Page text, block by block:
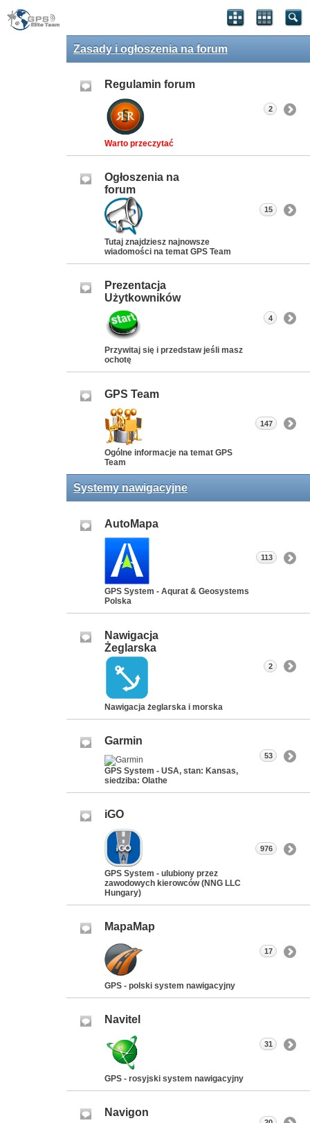
Zasady i ogłoszenia na forum
Regulamin forum
Warto przeczytać
2
Ogłoszenia na
forum
Tutaj znajdziesz najnowsze
wiadomości na temat GPS Team
15
Prezentacja
Użytkowników
Przywitaj się i przedstaw jeśli masz
ochotę
4
GPS Team
Ogólne informacje na temat GPS
Team
147
Systemy nawigacyjne
AutoMapa
GPS System - Aqurat & Geosystems
Polska
113
Nawigacja
Żeglarska
Nawigacja żeglarska i morska
2
Garmin
GPS System - USA, stan: Kansas,
siedziba: Olathe
53
iGO
GPS System - ulubiony przez
zawodowych kierowców (NNG LLC
Hungary)
976
MapaMap
GPS - polski system nawigacyjny
17
Navitel
GPS - rosyjski system nawigacyjny
31
Navigon